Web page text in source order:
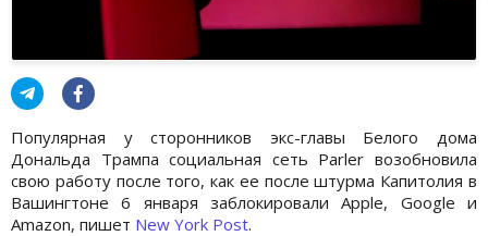
Популярная у сторонников экс-главы Белого дома
Дональда Трампа социальная сеть Parler возобновила
свою работу после того, как ее после штурма Капитолия в
Вашингтоне 6 января заблокировали Apple, Google и
Amazon, пишет New York Post.